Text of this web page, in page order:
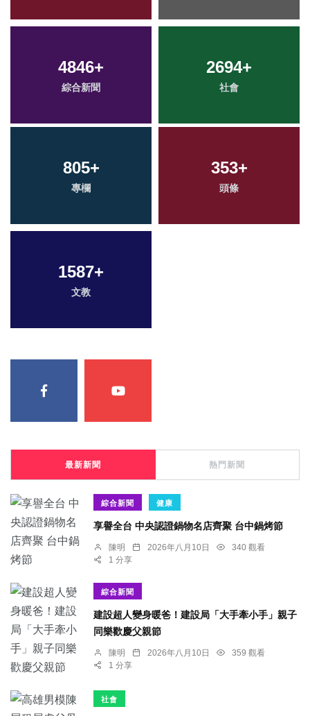
4846+
綜合新聞
2694+
社會
805+
專欄
353+
頭條
1587+
文教
最新新聞 熱門新聞
綜合新聞 健康
享譽全台 中央認證鍋物名店齊聚 台中鍋烤節
陳明 2026年八月10日
340 觀看
1 分享
綜合新聞
建設超人變身暖爸！建設局「大手牽小手」親子
同樂歡慶父親節
陳明 2026年八月10日
359 觀看
1 分享
社會